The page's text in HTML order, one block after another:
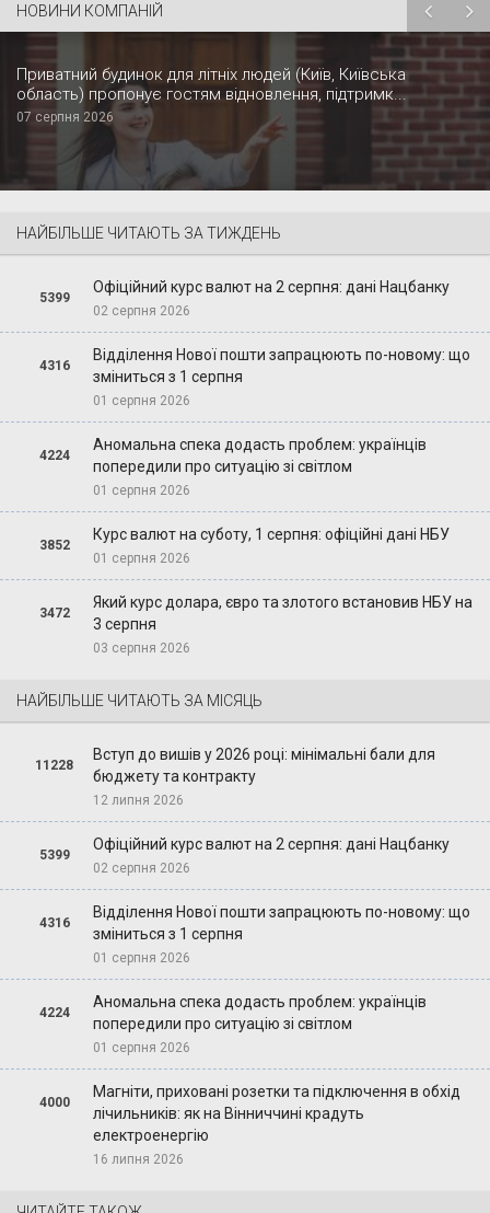
НОВИНИ КОМПАНІЙ
Приватний будинок для літніх людей (Київ, Київська
область) пропонує гостям відновлення, підтримк...
07 серпня 2026
НАЙБІЛЬШЕ ЧИТАЮТЬ ЗА ТИЖДЕНЬ
5399
Офіційний курс валют на 2 серпня: дані Нацбанку
02 серпня 2026
4316
Відділення Нової пошти запрацюють по-новому: що
зміниться з 1 серпня
01 серпня 2026
4224
Аномальна спека додасть проблем: українців
попередили про ситуацію зі світлом
01 серпня 2026
3852
Курс валют на суботу, 1 серпня: офіційні дані НБУ
01 серпня 2026
3472
Який курс долара, євро та злотого встановив НБУ на
3 серпня
03 серпня 2026
НАЙБІЛЬШЕ ЧИТАЮТЬ ЗА МІСЯЦЬ
11228
Вступ до вишів у 2026 році: мінімальні бали для
бюджету та контракту
12 липня 2026
5399
Офіційний курс валют на 2 серпня: дані Нацбанку
02 серпня 2026
4316
Відділення Нової пошти запрацюють по-новому: що
зміниться з 1 серпня
01 серпня 2026
4224
Аномальна спека додасть проблем: українців
попередили про ситуацію зі світлом
01 серпня 2026
4000
Магніти, приховані розетки та підключення в обхід
лічильників: як на Вінниччині крадуть
електроенергію
16 липня 2026